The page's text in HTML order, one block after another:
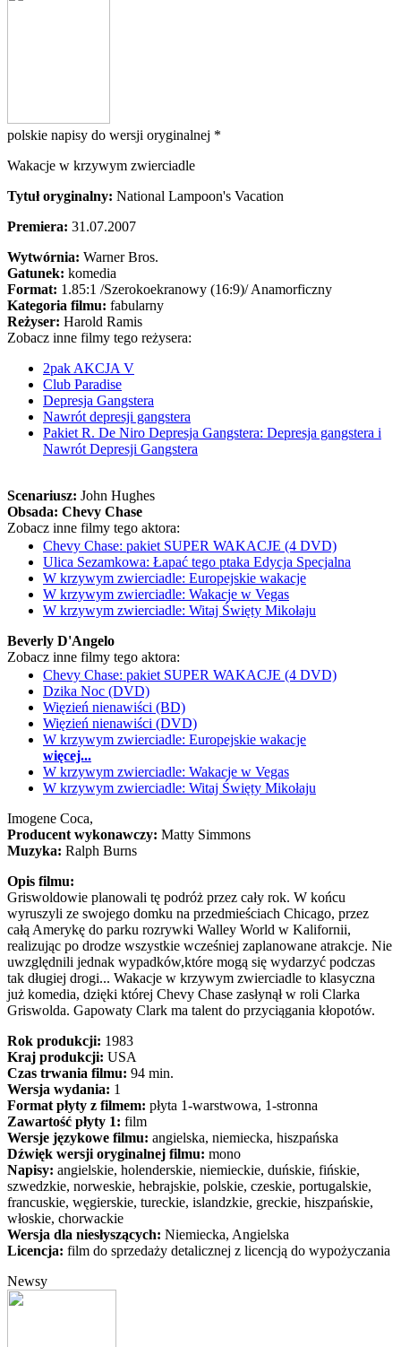
polskie napisy do wersji oryginalnej *
Wakacje w krzywym zwierciadle
Tytuł oryginalny: National Lampoon's Vacation
Premiera: 31.07.2007
Wytwórnia: Warner Bros.
Gatunek: komedia
Format: 1.85:1 /Szerokoekranowy (16:9)/Anamorficzny
Kategoria filmu: fabularny
Reżyser: Harold Ramis
Zobacz inne filmy tego reżysera:
2pak AKCJA V
Club Paradise
Depresja Gangstera
Nawrót depresji gangstera
Pakiet R. De Niro Depresja Gangstera: Depresja gangstera i
Nawrót Depresji Gangstera
Scenariusz: John Hughes
Obsada: Chevy Chase
Zobacz inne filmy tego aktora:
Chevy Chase: pakiet SUPER WAKACJE (4 DVD)
Ulica Sezamkowa: Łapać tego ptaka Edycja Specjalna
W krzywym zwierciadle: Europejskie wakacje
W krzywym zwierciadle: Wakacje w Vegas
W krzywym zwierciadle: Witaj Święty Mikołaju
Beverly D'Angelo
Zobacz inne filmy tego aktora:
Chevy Chase: pakiet SUPER WAKACJE (4 DVD)
Dzika Noc (DVD)
Więzień nienawiści (BD)
Więzień nienawiści (DVD)
W krzywym zwierciadle: Europejskie wakacje
więcej...
W krzywym zwierciadle: Wakacje w Vegas
W krzywym zwierciadle: Witaj Święty Mikołaju
Imogene Coca,
Producent wykonawczy: Matty Simmons
Muzyka: Ralph Burns
Opis filmu:
Griswoldowie planowali tę podróż przez cały rok. W końcu
wyruszyli ze swojego domku na przedmieściach Chicago, przez
całą Amerykę do parku rozrywki Walley World w Kalifornii,
realizując po drodze wszystkie wcześniej zaplanowane atrakcje. Nie
uwzględnili jednak wypadków,które mogą się wydarzyć podczas
tak długiej drogi... Wakacje w krzywym zwierciadle to klasyczna
już komedia, dzięki której Chevy Chase zasłynął w roli Clarka
Griswolda. Gapowaty Clark ma talent do przyciągania kłopotów.
Rok produkcji: 1983
Kraj produkcji: USA
Czas trwania filmu: 94 min.
Wersja wydania: 1
Format płyty z filmem: płyta 1-warstwowa, 1-stronna
Zawartość płyty 1: film
Wersje językowe filmu: angielska, niemiecka, hiszpańska
Dźwięk wersji oryginalnej filmu: mono
Napisy: angielskie, holenderskie, niemieckie, duńskie, fińskie,
szwedzkie, norweskie, hebrajskie, polskie, czeskie, portugalskie,
francuskie, węgierskie, tureckie, islandzkie, greckie, hiszpańskie,
włoskie, chorwackie
Wersja dla niesłyszących: Niemiecka, Angielska
Licencja: film do sprzedaży detalicznej z licencją do wypożyczania
Newsy